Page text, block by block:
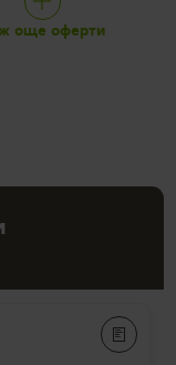
още оферти